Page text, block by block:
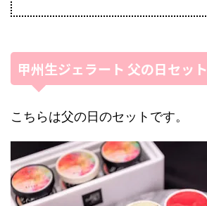
甲州生ジェラート 父の日セット
こちらは父の日のセットです。